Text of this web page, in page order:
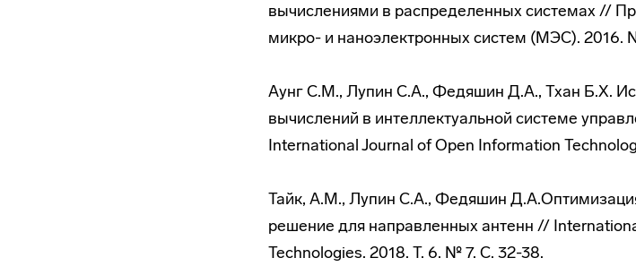
вычислениями в распределенных системах //
микро- и наноэлектронных систем (МЭС). 2016.
Аунг С.М., Лупин С.А., Федяшин Д.А., Тхан Б.Х.
вычислений в интеллектуальной системе
International Journal of Open Information
Тайк, А.М., Лупин С.А., Федяшин
решение для направленных антенн //
Technologies. 2018. Т. 6. № 7. С. 32-38.